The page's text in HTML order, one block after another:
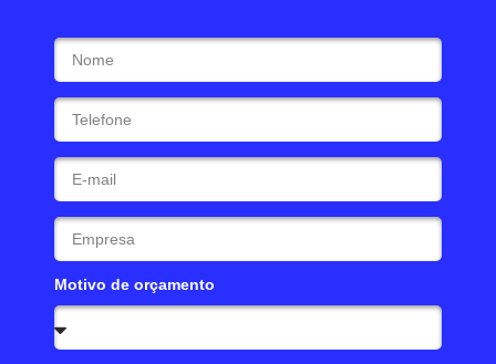
Motivo de orçamento